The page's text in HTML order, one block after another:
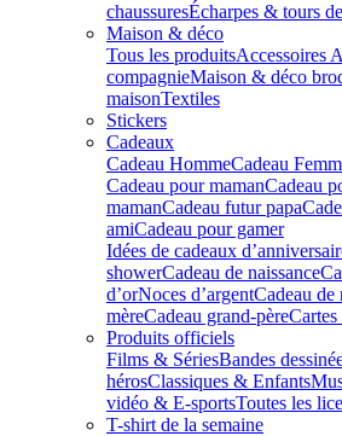
chaussuresÉcharpes & tours
Maison & déco
Tous les produitsAccessoires
compagnieMaison & déco
maisonTextiles
Stickers
Cadeaux
Cadeau HommeCadeau
Cadeau pour mamanCadeau
mamanCadeau futur papa
amiCadeau pour gamer
Idées de cadeaux
showerCadeau de naissance
d’orNoces d’argentCadeau de
mèreCadeau grand-pèreCartes
Produits officiels
Films & SériesBandes
hérosClassiques & Enfants
vidéo & E-sportsToutes les
T-shirt de la semaine